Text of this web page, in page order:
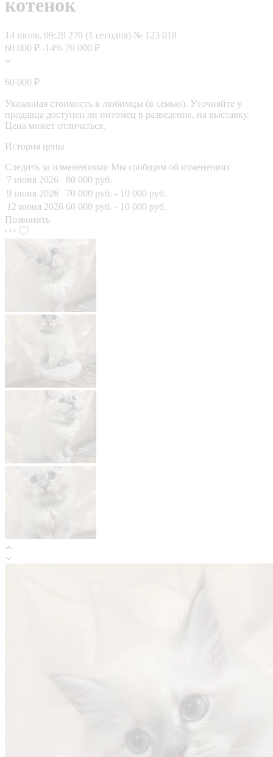
котенок
14 июля, 09:28 270 (1 сегодня) № 123 018
60 000 ₽ -14% 70 000 ₽
60 000 ₽
Указанная стоимость в любимцы (в семью). Уточняйте у
продавца доступен ли питомец в разведение, на выставку.
Цена может отличаться.
История цены
Следить за изменениями Мы сообщим об изменениях
7 июня 2026
80 000 руб.
9 июня 2026
70 000 руб. - 10 000 руб.
12 июня 2026 60 000 руб. - 10 000 руб.
Позвонить